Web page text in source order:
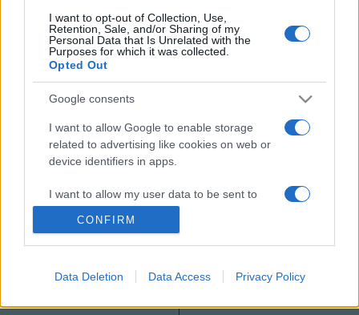
I want to opt-out of Collection, Use,
Retention, Sale, and/or Sharing of my
Personal Data that Is Unrelated with the
Purposes for which it was collected.
Opted Out
Google consents
I want to allow Google to enable storage
related to advertising like cookies on web or
device identifiers in apps.
I want to allow my user data to be sent to
Google for online advertising purposes.
I want to allow Google to send me
related to analytics like cookies on web or
CONFIRM
Data Deletion Data Access Privacy Policy